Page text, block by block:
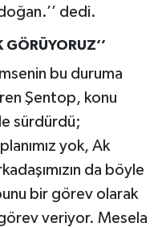
dedi.
GÖRÜYORUZ’’
bu duruma
Şentop, konu
sürdürdü;
yok, Ak
da böyle
bir görev olarak
veriyor. Mesela